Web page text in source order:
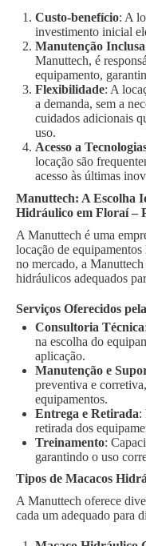
Custo-benefício: A
investimento inicial
Manutenção Inclusa
Manuttech, é
equipamento,
Flexibilidade: A
a demanda, sem a
cuidados adicionais
uso.
Acesso a
locação são
acesso às últimas
Manuttech: A Escolha
Hidráulico em Floraí –
A Manuttech é uma
locação de
no mercado, a
hidráulicos adequados
Serviços Oferecidos
Consultoria Técnica
na escolha do
aplicação.
Manutenção e
preventiva e
equipamentos.
Entrega e Retirada:
retirada dos
Treinamento:
garantindo o uso
Tipos de Macacos
A Manuttech oferece
cada um adequado para